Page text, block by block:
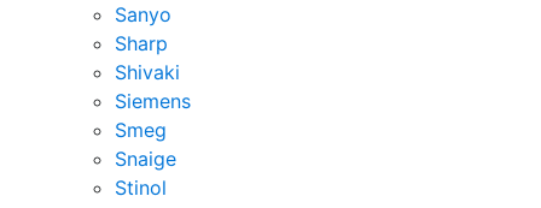
Sanyo
Sharp
Shivaki
Siemens
Smeg
Snaige
Stinol